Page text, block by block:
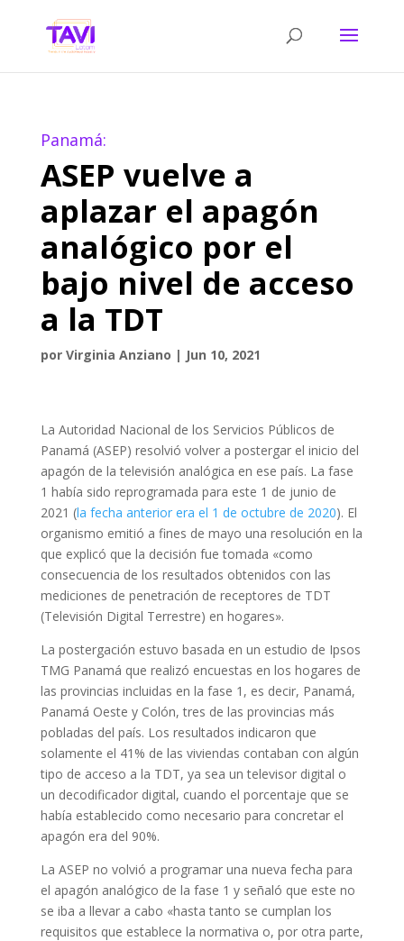
Panamá:
ASEP vuelve a
aplazar el apagón
analógico por el
bajo nivel de acceso
a la TDT
por Virginia Anziano | Jun 10, 2021
La Autoridad Nacional de los Servicios Públicos de
Panamá (ASEP) resolvió volver a postergar el inicio del
apagón de la televisión analógica en ese país. La fase
1 había sido reprogramada para este 1 de junio de
2021 (la fecha anterior era el 1 de octubre de 2020). El
organismo emitió a fines de mayo una resolución en la
que explicó que la decisión fue tomada «como
consecuencia de los resultados obtenidos con las
mediciones de penetración de receptores de TDT
(Televisión Digital Terrestre) en hogares».
La postergación estuvo basada en un estudio de Ipsos
TMG Panamá que realizó encuestas en los hogares de
las provincias incluidas en la fase 1, es decir, Panamá,
Panamá Oeste y Colón, tres de las provincias más
pobladas del país. Los resultados indicaron que
solamente el 41% de las viviendas contaban con algún
tipo de acceso a la TDT, ya sea un televisor digital o
un decodificador digital, cuando el porcentaje que se
había establecido como necesario para concretar el
apagón era del 90%.
La ASEP no volvió a programar una nueva fecha para
el apagón analógico de la fase 1 y señaló que este no
se iba a llevar a cabo «hasta tanto se cumplan los
requisitos que establece la normativa o, por otra parte,